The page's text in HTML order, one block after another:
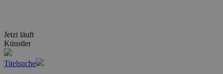
Jetzt läuft
Künstler
Titelsuche